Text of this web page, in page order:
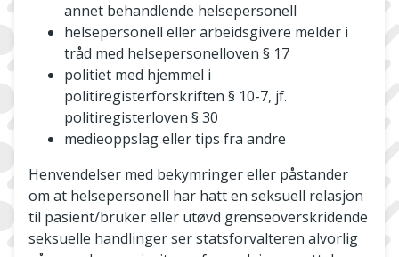
annet behandlende helsepersonell
helsepersonell eller arbeidsgivere melder i
tråd med helsepersonelloven § 17
politiet med hjemmel i
politiregisterforskriften § 10-7, jf.
politiregisterloven § 30
medieoppslag eller tips fra andre
Henvendelser med bekymringer eller påstander
om at helsepersonell har hatt en seksuell relasjon
til pasient/bruker eller utøvd grenseoverskridende
seksuelle handlinger ser statsforvalteren alvorlig